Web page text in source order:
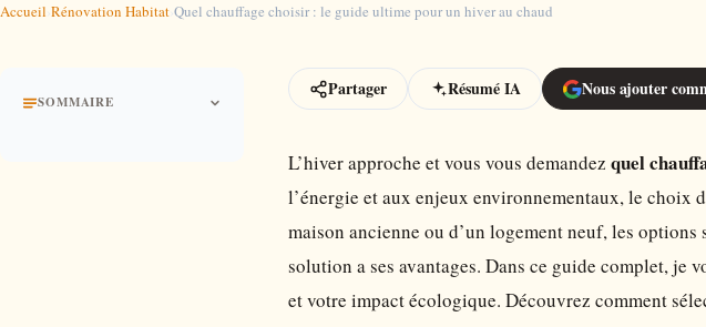
Accueil›Rénovation Habitat›Quel chauffage choisir : le guide ultime pour un hiver au chaud
SOMMAIRE
Partager Résumé IA Nous ajouter
L’hiver approche et vous vous demandez quel
l’énergie et aux enjeux environnementaux, le choix
maison ancienne ou d’un logement neuf, les
solution a ses avantages. Dans ce guide complet,
et votre impact écologique. Découvrez comment